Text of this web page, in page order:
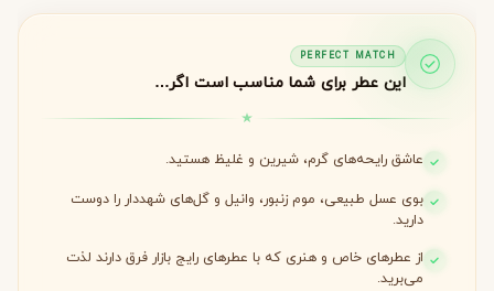
PERFECT MATCH
این عطر برای شما مناسب است اگر…
عاشق رایحه‌های گرم، شیرین و غلیظ هستید.
بوی عسل طبیعی، موم زنبور، وانیل و گل‌های شهددار را دوست
دارید.
از عطرهای خاص و هنری که با عطرهای رایج بازار فرق دارند لذت
می‌برید.